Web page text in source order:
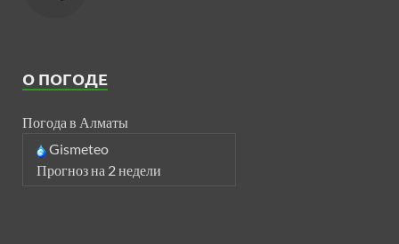
О ПОГОДЕ
Погода в Алматы
Gismeteo
Прогноз на 2 недели